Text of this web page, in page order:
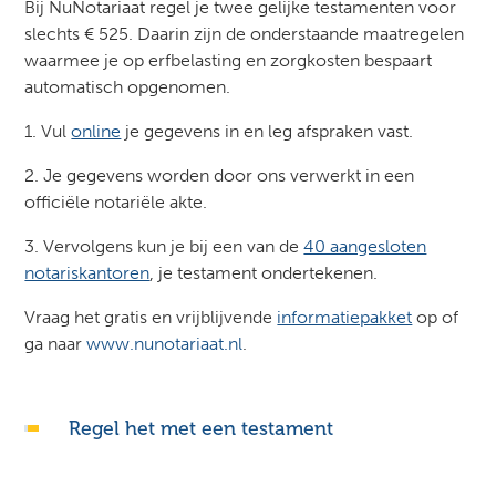
Bij NuNotariaat regel je twee gelijke testamenten voor
slechts € 525. Daarin zijn de onderstaande maatregelen
waarmee je op erfbelasting en zorgkosten bespaart
automatisch opgenomen.
1. Vulonline je gegevens in en leg afspraken vast.
2. Je gegevens worden door ons verwerkt in een
officiële notariële akte.
3. Vervolgens kun je bij een van de40 aangesloten
notariskantoren , je testament ondertekenen.
Vraag het gratis en vrijblijvende informatiepakket op of
ga naarwww.nunotariaat.nl
Regel het met een testament